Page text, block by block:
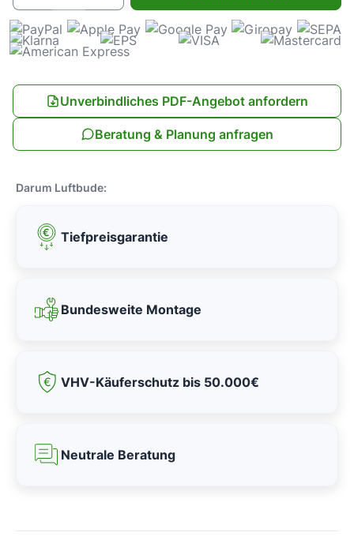
Unverbindliches PDF-Angebot anfordern
Beratung & Planung anfragen
Darum Luftbude:
Tiefpreisgarantie
Bundesweite Montage
VHV-Käuferschutz bis 50.000€
Neutrale Beratung